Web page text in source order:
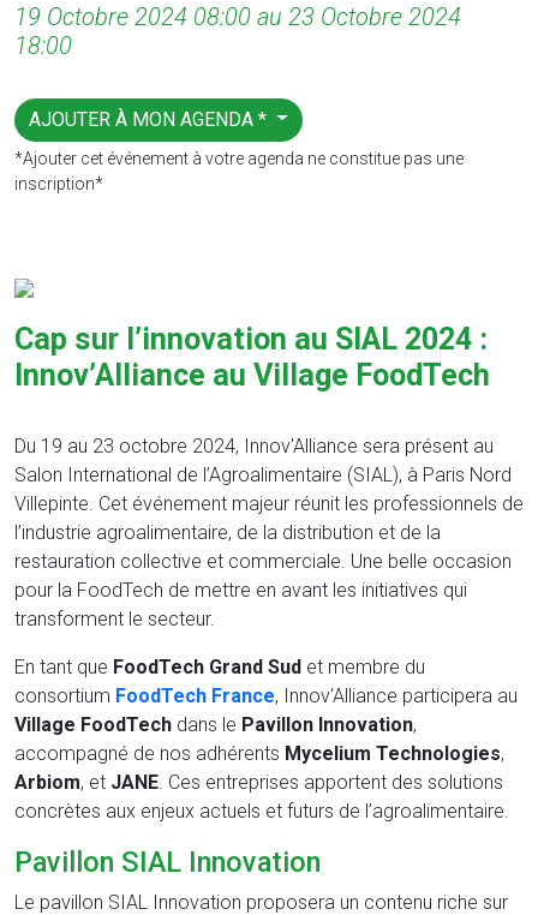
19 Octobre 2024 08:00 au 23 Octobre 2024
18:00
AJOUTER À MON AGENDA *
*Ajouter cet événement à votre agenda ne constitue pas une
inscription*
Cap sur l’innovation au SIAL 2024 :
Innov’Alliance au Village FoodTech
Du 19 au 23 octobre 2024, Innov'Alliance sera présent au
Salon International de l’Agroalimentaire (SIAL), à Paris Nord
Villepinte. Cet événement majeur réunit les professionnels de
l’industrie agroalimentaire, de la distribution et de la
restauration collective et commerciale. Une belle occasion
pour la FoodTech de mettre en avant les initiatives qui
transforment le secteur.
En tant que FoodTech Grand Sud et membre du
consortium FoodTech France, Innov'Alliance participera au
Village FoodTech dans le Pavillon Innovation,
accompagné de nos adhérents Mycelium Technologies,
Arbiom, et JANE . Ces entreprises apportent des solutions
concrètes aux enjeux actuels et futurs de l’agroalimentaire.
Pavillon SIAL Innovation
Le pavillon SIAL Innovation proposera un contenu riche sur